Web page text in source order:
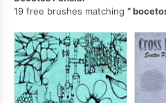
19 free brushes matching